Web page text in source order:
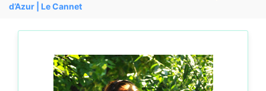
d’Azur | Le Cannet